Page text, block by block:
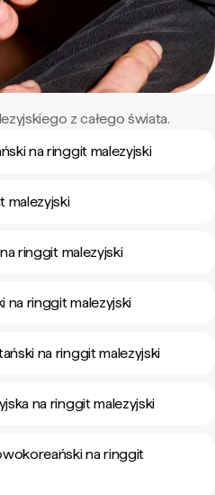
z całego świata.
na ringgit malezyjski
malezyjski
ringgit malezyjski
na ringgit malezyjski
na ringgit malezyjski
na ringgit malezyjski
na ringgit